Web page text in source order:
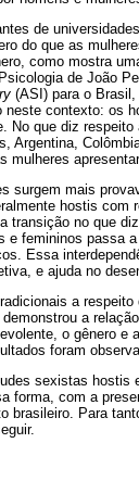
de
do que as
como mostra
de João
(ASI) para o
contexto: os
No que diz
Argentina,
surgem mais
hostis com
transição no que
femininos passa
Essa
e ajuda no
a respeito
a
o gênero e
foram
sexistas hostis
forma, com a
brasileiro. Para